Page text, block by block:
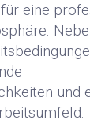
eine
und